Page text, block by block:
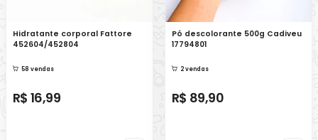
Hidratante corporal Fattore
452604/452804
58 vendas
R$ 16,99
Pó descolorante 500g Cadiveu
17794801
2 vendas
R$ 89,90